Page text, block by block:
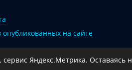
на сайте
Туапсинского
Яндекс.Метрика. Оставаясь